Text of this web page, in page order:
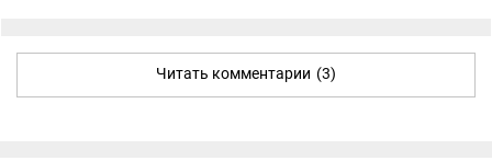
Читать комментарии (3)